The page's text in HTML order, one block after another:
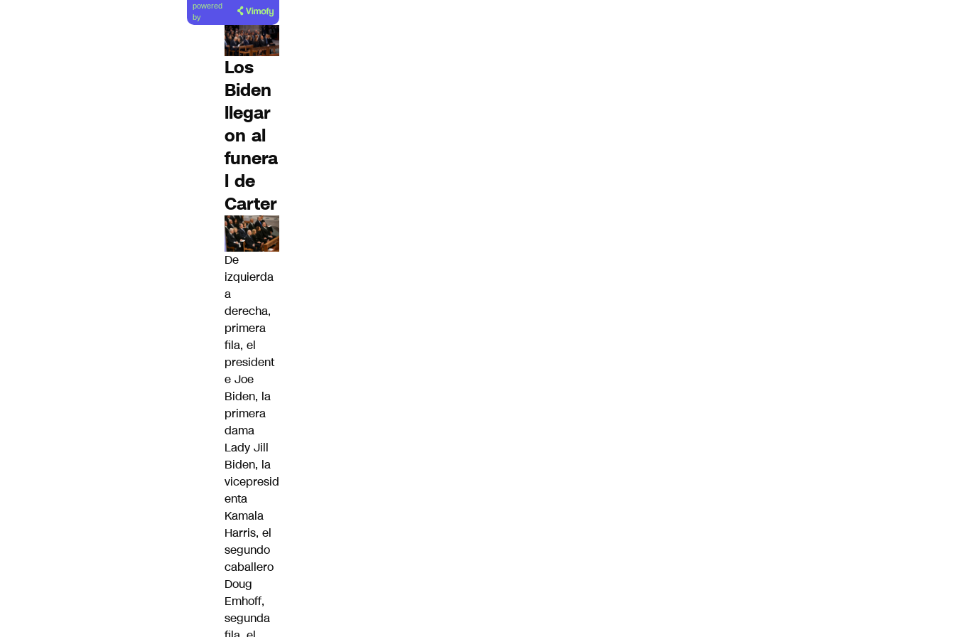
artículo
powered
by
Los
Biden
llegar
on al
funera
l de
Carter
De
izquierda
a
derecha,
primera
fila, el
president
e Joe
Biden, la
primera
dama
Lady Jill
Biden, la
vicepresid
enta
Kamala
Harris, el
segundo
caballero
Doug
Emhoff,
segunda